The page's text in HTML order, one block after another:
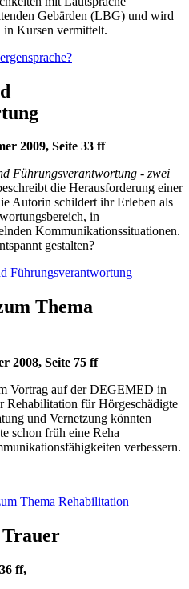
Gebärden (LBG) und wird
in Kursen vermittelt.
2009, Seite 33 ff
Führungsverantwortung - zwei
die Herausforderung einer
Autorin schildert ihr Erleben als
in
Kommunikationssituationen.
gestalten?
Führungsverantwortung
Thema
2008, Seite 75 ff
Vortrag auf der DEGEMED in
Rehabilitation für Hörgeschädigte
und Vernetzung könnten
schon früh eine Reha
verbessern.
Thema Rehabilitation
Trauer
ff,